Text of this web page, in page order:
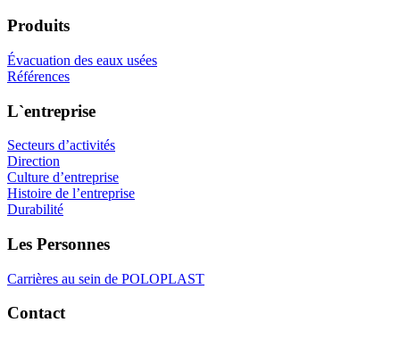
Produits
Évacuation des eaux usées
Références
L`entreprise
Secteurs d’activités
Direction
Culture d’entreprise
Histoire de l’entreprise
Durabilité
Les Personnes
Carrières au sein de POLOPLAST
Contact